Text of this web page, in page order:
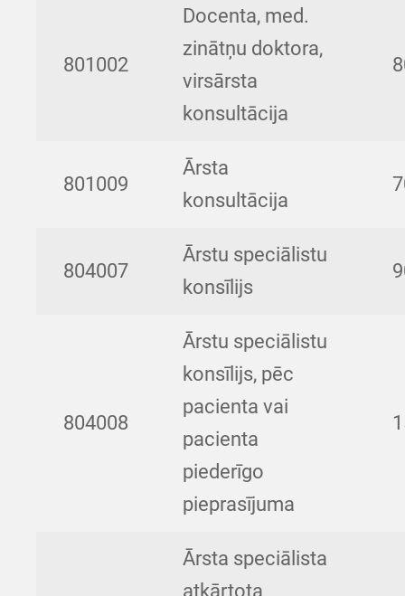
801002
Docenta, med.
zinātņu doktora,
virsārsta
konsultācija
801009
Ārsta
konsultācija
804007
Ārstu speciālistu
konsīlijs
804008
Ārstu speciālistu
konsīlijs, pēc
pacienta vai
pacienta
piederīgo
pieprasījuma
Ārsta speciālista
atkārtota